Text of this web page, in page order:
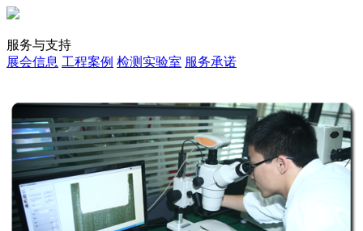
服务与支持
展会信息 工程案例 检测实验室 服务承诺